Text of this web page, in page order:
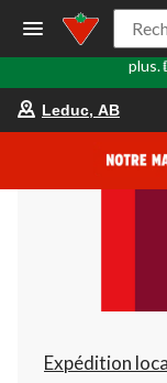
🎒✏️📒Le Retour
fournitures
Leduc, AB
Expédition